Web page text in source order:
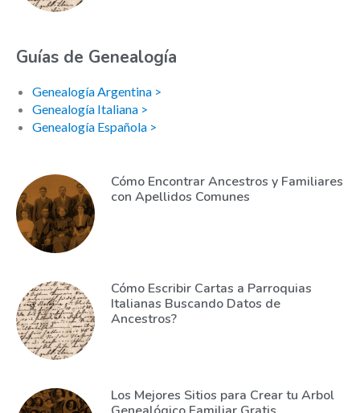
Guías de Genealogía
Genealogía Argentina >
Genealogía Italiana >
Genealogía Española >
Cómo Encontrar Ancestros y Familiares
con Apellidos Comunes
Cómo Escribir Cartas a Parroquias
Italianas Buscando Datos de
Ancestros?
Los Mejores Sitios para Crear tu Arbol